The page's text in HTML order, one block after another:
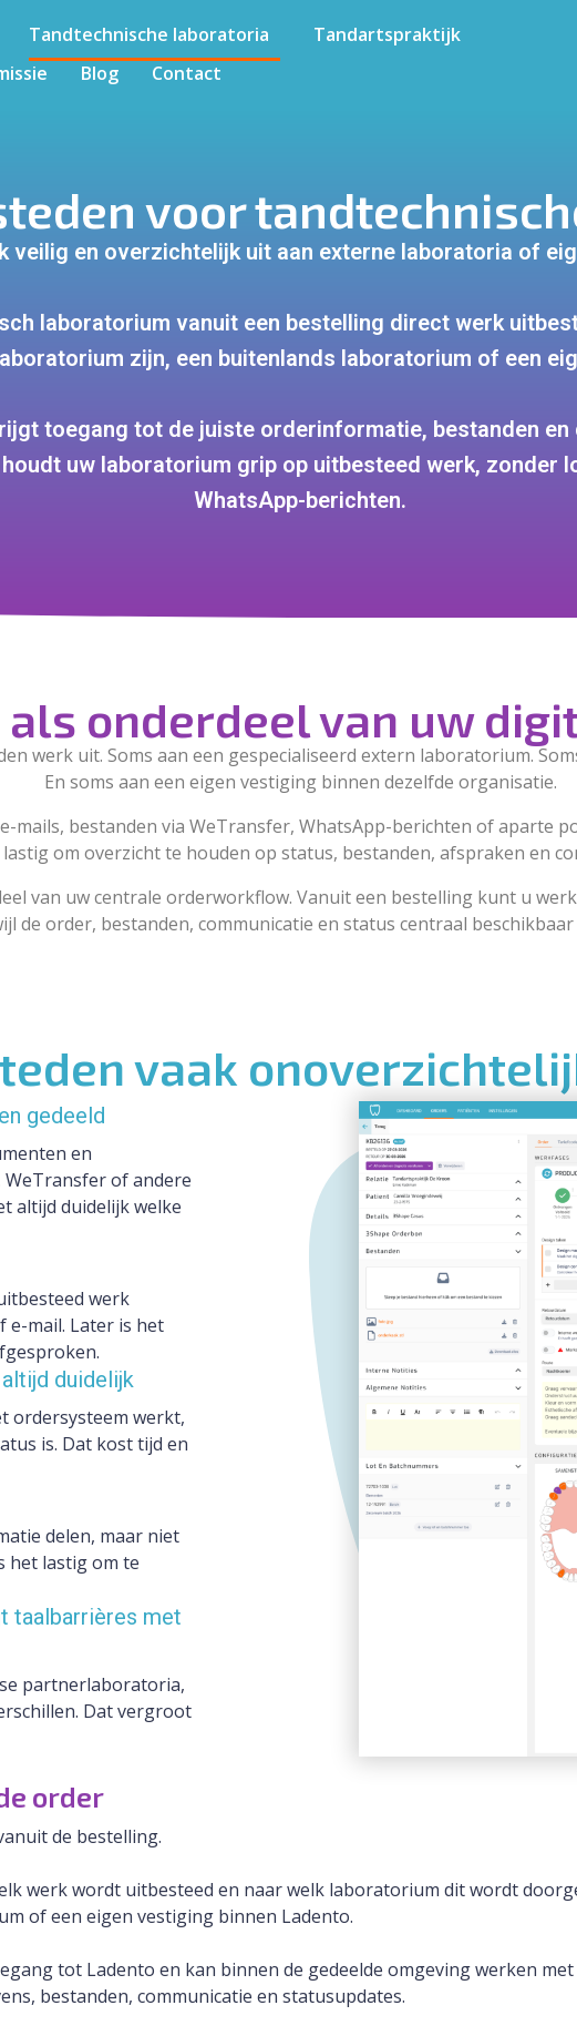
Tandtechnische laboratoria
Tandartspraktijk
Blog Contact
voor
veilig en overzichtelijk uit aan externe laboratoria of
laboratorium vanuit een bestelling direct werk
zijn, een buitenlands laboratorium of een
toegang tot de juiste orderinformatie, bestanden en
uw laboratorium grip op uitbesteed werk, zonder
WhatsApp-berichten.
onderdeel van uw
werk uit. Soms aan een gespecialiseerd extern laboratorium.
En soms aan een eigen vestiging binnen dezelfde organisatie.
mails, bestanden via WeTransfer, WhatsApp-berichten of aparte
om overzicht te houden op status, bestanden, afspraken en
van uw centrale orderworkflow. Vanuit een bestelling kunt u
de order, bestanden, communicatie en status centraal beschikbaar
vaak
gedeeld
en
of andere
altijd duidelijk welke
werk
e-mail. Later is het
duidelijk
ordersysteem werkt,
is. Dat kost tijd en
delen, maar niet
het lastig om te
taalbarrières met
partnerlaboratoria,
Dat vergroot
order
de bestelling.
werk wordt uitbesteed en naar welk laboratorium dit wordt
of een eigen vestiging binnen Ladento.
tot Ladento en kan binnen de gedeelde omgeving werken
bestanden, communicatie en statusupdates.